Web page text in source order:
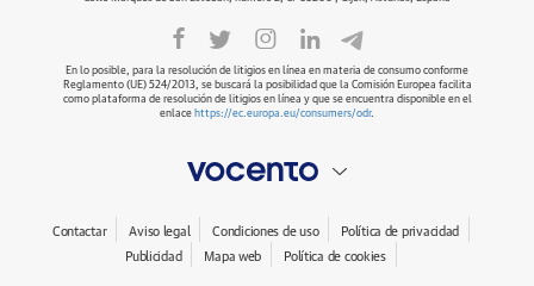
En lo posible, para la resolución de litigios en línea en materia de consumo conforme
Reglamento (UE) 524/2013, se buscará la posibilidad que la Comisión Europea facilita
como plataforma de resolución de litigios en línea y que se encuentra disponible en el
enlace https://ec.europa.eu/consumers/odr.
Contactar Aviso legal Condiciones de uso
Política de privacidad
Publicidad
Mapa web Política de cookies